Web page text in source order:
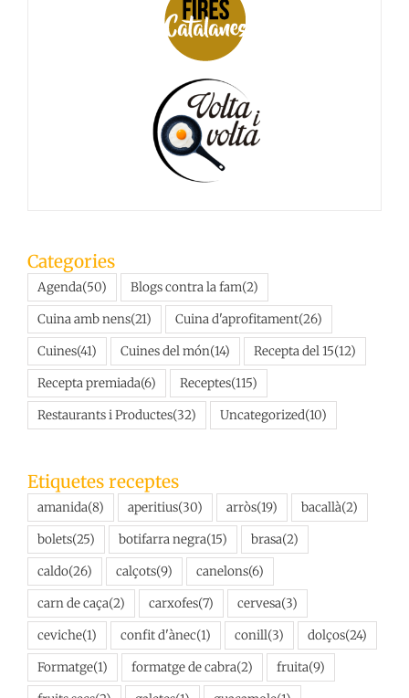
Categories
Agenda(50) Blogs contra la fam(2)
Cuina amb nens(21) Cuina d'aprofitament(26)
Cuines(41) Cuines del món(14) Recepta del 15(12)
Recepta premiada(6) Receptes(115)
Restaurants i Productes(32) Uncategorized(10)
Etiquetes receptes
amanida(8) aperitius(30) arròs(19) bacallà(2)
bolets(25) botifarra negra(15) brasa(2)
caldo(26) calçots(9) canelons(6)
carn de caça(2) carxofes(7) cervesa(3)
ceviche(1) confit d'ànec(1) conill(3) dolços(24)
Formatge(1) formatge de cabra(2) fruita(9)